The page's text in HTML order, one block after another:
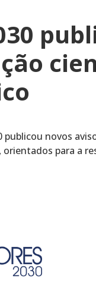
publicou novos
para a